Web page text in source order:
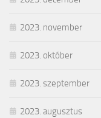
2023. november
2023. október
2023. szeptember
2023. augusztus